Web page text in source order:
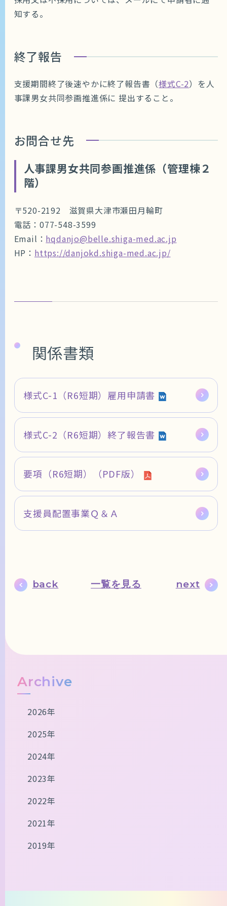
知する。
終了報告
支援期間終了後速やかに終了報告書（様式C-2）を人
事課男女共同参画推進係に 提出すること。
お問合せ先
人事課男女共同参画推進係（管理棟２
階）
〒520-2192 滋賀県大津市瀬田月輪町
電話：077-548-3599
Email： hqdanjo@belle.shiga-med.ac.jp
HP： https://danjokd.shiga-med.ac.jp/
関係書類
様式C-1（R6短期）雇用申請書
様式C-2（R6短期）終了報告書
要項（R6短期）（PDF版）
支援員配置事業Ｑ＆Ａ
next
一覧を見る
back
Archive
2026年
2025年
2024年
2023年
2022年
2021年
2019年